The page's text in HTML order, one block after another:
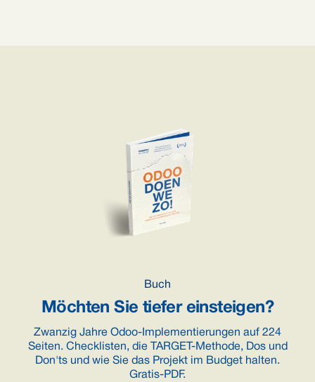
Buch
Möchten Sie tiefer einsteigen?
Zwanzig Jahre Odoo-Implementierungen auf 224
Seiten. Checklisten, die TARGET-Methode, Dos und
Don'ts und wie Sie das Projekt im Budget halten.
Gratis-PDF.